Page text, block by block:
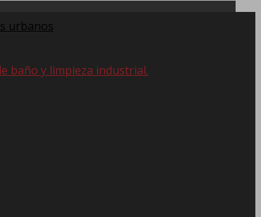
urbanos
baño y limpieza industrial.